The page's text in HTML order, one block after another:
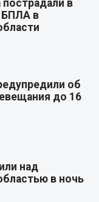
в
БПЛА в
об
до 16
над
в ночь